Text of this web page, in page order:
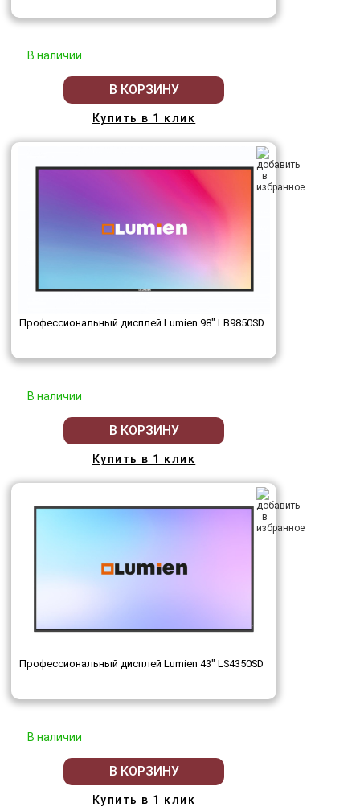
В наличии
В КОРЗИНУ
Купить в 1 клик
Профессиональный дисплей Lumien 98" LB9850SD
В наличии
В КОРЗИНУ
Купить в 1 клик
Профессиональный дисплей Lumien 43" LS4350SD
В наличии
В КОРЗИНУ
Купить в 1 клик